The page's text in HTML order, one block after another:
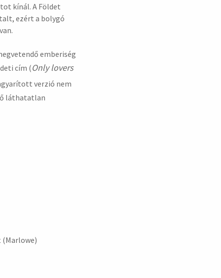
kínál. A Földet
ezért a bolygó
emberiség
cím (Only lovers
verzió nem
láthatatlan
(Marlowe)